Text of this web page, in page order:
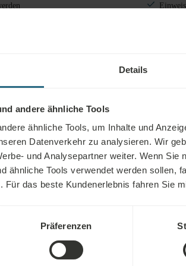
Details
andere ähnliche Tools
ähnliche Tools, um Inhalte und
Datenverkehr zu analysieren. Wir
und Analysepartner weiter. Wenn Sie
ähnliche Tools verwendet werden sollen,
Für das beste Kundenerlebnis fahren Sie
Präferenzen
Empfehlungen
wie vom Arzt verordnet, mit
natürlicher
der Brain Food Diet (im Folgenden als